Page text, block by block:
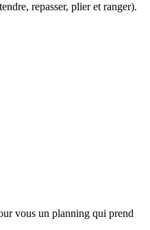
repasser, plier et ranger).
vous un planning qui prend